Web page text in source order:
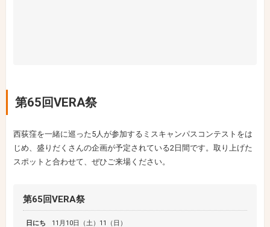
第65回VERA祭
西荻窪を一緒に巡った5人が参加するミスキャンパスコンテストをは
じめ、盛りだくさんの企画が予定されている2日間です。取り上げた
スポットと合わせて、ぜひご来場ください。
第65回VERA祭
日にち
11月10日（土）11（日）